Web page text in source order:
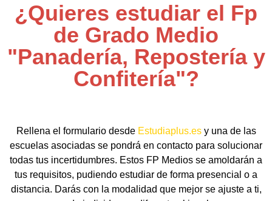
¿Quieres estudiar el Fp
de Grado Medio
"Panadería, Repostería y
Confitería"?
Rellena el formulario desde Estudiaplus.esy una de las
escuelas asociadas se pondrá en contacto para solucionar
todas tus incertidumbres. Estos FP Medios se amoldarán a
tus requisitos, pudiendo estudiar de forma presencial o a
distancia. Darás con la modalidad que mejor se ajuste a ti,